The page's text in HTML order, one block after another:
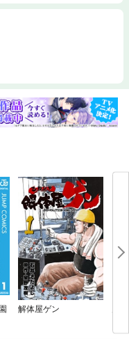
解体屋ゲン